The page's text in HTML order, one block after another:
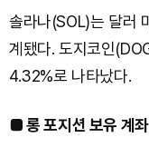
솔라나(SOL)는 달러
계됐다. 도지코인
4.32%로 나타났다.
■ 롱 포지션 보유 계